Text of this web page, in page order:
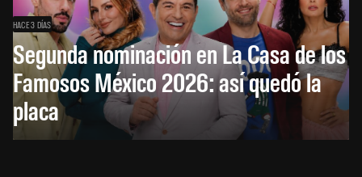
HACE 3 DÍAS
Segunda nominación en La Casa de los
Famosos México 2026: así quedó la
placa